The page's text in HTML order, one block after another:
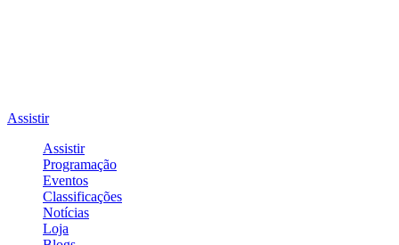
Assistir
Assistir
Programação
Eventos
Classificações
Notícias
Loja